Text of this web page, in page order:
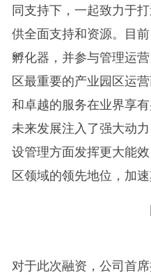
同支持下，一起致力于
供全面支持和资源。目
孵化器，并参与管理运
区最重要的产业园区运
和卓越的服务在业界享
未来发展注入了强大动
设管理方面发挥更大能
区领域的领先地位，加速
对于此次融资，公司首